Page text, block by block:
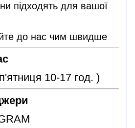
підходять для вашої
до нас чим швидше
10-17 год. )